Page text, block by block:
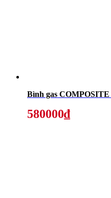
580000₫